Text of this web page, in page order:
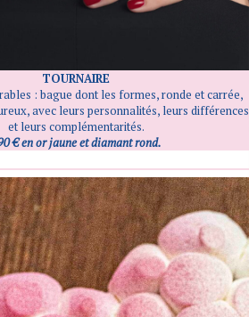
TOURNAIRE
: bague dont les formes, ronde et carrée,
avec leurs personnalités, leurs différences
et leurs complémentarités.
€ en or jaune et diamant rond.